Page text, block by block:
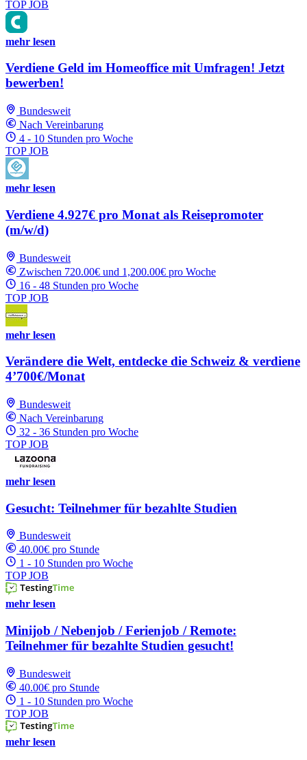
TOP JOB
mehr lesen
Verdiene Geld im Homeoffice mit Umfragen! Jetzt
bewerben!
Bundesweit
Nach Vereinbarung
4 - 10 Stunden pro Woche
TOP JOB
mehr lesen
Verdiene 4.927€ pro Monat als Reisepromoter
(m/w/d)
Bundesweit
Zwischen 720.00€ und 1,200.00€ pro Woche
16 - 48 Stunden pro Woche
TOP JOB
mehr lesen
Verändere die Welt, entdecke die Schweiz & verdiene
4’700€/Monat
Bundesweit
Nach Vereinbarung
32 - 36 Stunden pro Woche
TOP JOB
mehr lesen
Gesucht: Teilnehmer für bezahlte Studien
Bundesweit
40.00€ pro Stunde
1 - 10 Stunden pro Woche
TOP JOB
mehr lesen
Minijob / Nebenjob / Ferienjob / Remote:
Teilnehmer für bezahlte Studien gesucht!
Bundesweit
40.00€ pro Stunde
1 - 10 Stunden pro Woche
TOP JOB
mehr lesen